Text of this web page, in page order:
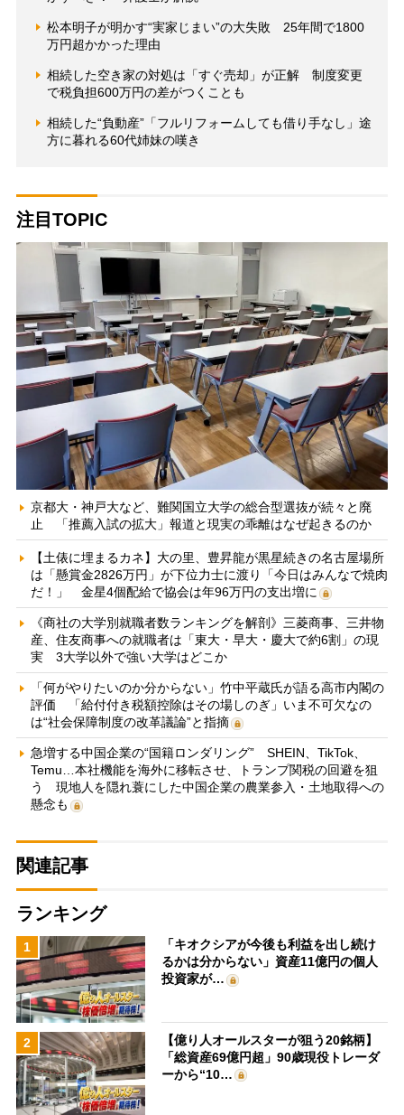
松本明子が明かす“実家じまい”の大失敗 25年間で1800
万円超かかった理由
相続した空き家の対処は「すぐ売却」が正解 制度変更
で税負担600万円の差がつくことも
相続した“負動産”「フルリフォームしても借り手なし」途
方に暮れる60代姉妹の嘆き
注目TOPIC
京都大・神戸大など、難関国立大学の総合型選抜が続々と廃
止 「推薦入試の拡大」報道と現実の乖離はなぜ起きるのか
【土俵に埋まるカネ】大の里、豊昇龍が黒星続きの名古屋場所
は「懸賞金2826万円」が下位力士に渡り「今日はみんなで焼肉
だ！」 金星4個配給で協会は年96万円の支出増に
《商社の大学別就職者数ランキングを解剖》三菱商事、三井物
産、住友商事への就職者は「東大・早大・慶大で約6割」の現
実 3大学以外で強い大学はどこか
「何がやりたいのか分からない」竹中平蔵氏が語る高市内閣の
評価 「給付付き税額控除はその場しのぎ」いま不可欠なの
は“社会保障制度の改革議論”と指摘
急増する中国企業の“国籍ロンダリング” SHEIN、TikTok、
Temu…本社機能を海外に移転させ、トランプ関税の回避を狙
う 現地人を隠れ蓑にした中国企業の農業参入・土地取得への
懸念も
関連記事
ランキング
1
「キオクシアが今後も利益を出し続け
るかは分からない」資産11億円の個人
投資家が…
2
【億り人オールスターが狙う20銘柄】
「総資産69億円超」90歳現役トレーダ
ーから“10…